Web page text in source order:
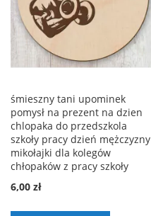
śmieszny tani upominek
pomysł na prezent na dzien
chlopaka do przedszkola
szkoły pracy dzień mężczyzny
mikołajki dla kolegów
chłopaków z pracy szkoły
6,00 zł